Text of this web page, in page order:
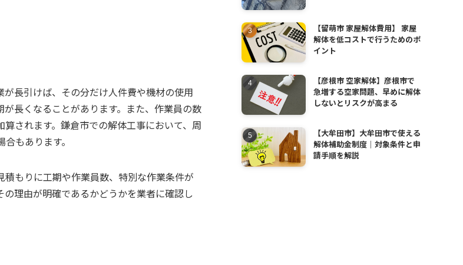
長引けば、その分だけ人件費や機材の使用
長くなることがあります。また、作業員の数
されます。鎌倉市での解体工事において、周
もあります。
もりに工期や作業員数、特別な作業条件が
理由が明確であるかどうかを業者に確認し
【留萌市 家屋解体費用】 家屋
解体を低コストで行うためのポ
イント
【彦根市 空家解体】彦根市で
急増する空家問題、早めに解体
しないとリスクが高まる
【大牟田市】大牟田市で使える
解体補助金制度｜対象条件と申
請手順を解説